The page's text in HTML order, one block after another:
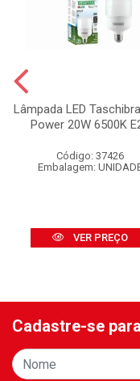
Lâmpada LED
Power 20W 6500K
Código: 37426
Embalagem:
VER PREÇO
Cadastre-se